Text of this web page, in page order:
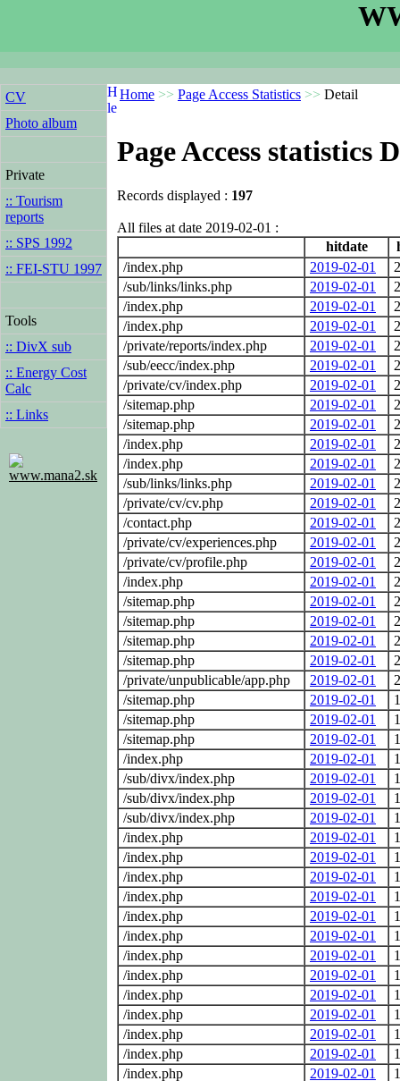
CV
Photo album
Private
:: Tourism
reports
:: SPS 1992
:: FEI-STU 1997
Tools
:: DivX sub
:: Energy Cost
Calc
:: Links
www.mana2.sk
Home >> Page Access Statistics >> Detail
Page Access statistics
Records displayed : 197
All files at date 2019-02-01 :
hitdate
/index.php
2019-02-01
/sub/links/links.php
2019-02-01
/index.php
2019-02-01
/index.php
2019-02-01
/private/reports/index.php
2019-02-01
/sub/eecc/index.php
2019-02-01
/private/cv/index.php
2019-02-01
/sitemap.php
2019-02-01
/sitemap.php
2019-02-01
/index.php
2019-02-01
/index.php
2019-02-01
/sub/links/links.php
2019-02-01
/private/cv/cv.php
2019-02-01
/contact.php
2019-02-01
/private/cv/experiences.php
2019-02-01
/private/cv/profile.php
2019-02-01
/index.php
2019-02-01
/sitemap.php
2019-02-01
/sitemap.php
2019-02-01
/sitemap.php
2019-02-01
/sitemap.php
2019-02-01
/private/unpublicable/app.php
2019-02-01
/sitemap.php
2019-02-01
/sitemap.php
2019-02-01
/sitemap.php
2019-02-01
/index.php
2019-02-01
/sub/divx/index.php
2019-02-01
/sub/divx/index.php
2019-02-01
/sub/divx/index.php
2019-02-01
/index.php
2019-02-01
/index.php
2019-02-01
/index.php
2019-02-01
/index.php
2019-02-01
/index.php
2019-02-01
/index.php
2019-02-01
/index.php
2019-02-01
/index.php
2019-02-01
/index.php
2019-02-01
/index.php
2019-02-01
/index.php
2019-02-01
/index.php
2019-02-01
/index.php
2019-02-01